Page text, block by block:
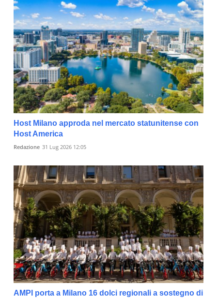
Host Milano approda nel mercato statunitense con
Host America
Redazione 31 Lug 2026 12:05
AMPI porta a Milano 16 dolci regionali a sostegno di